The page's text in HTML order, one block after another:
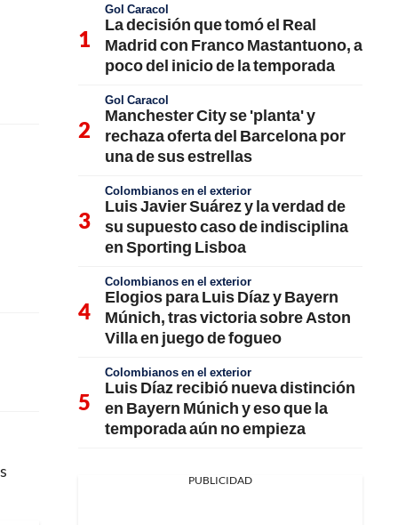
Gol Caracol
La decisión que tomó el Real
Madrid con Franco Mastantuono, a
poco del inicio de la temporada
Gol Caracol
Manchester City se 'planta' y
rechaza oferta del Barcelona por
una de sus estrellas
Colombianos en el exterior
Luis Javier Suárez y la verdad de
su supuesto caso de indisciplina
en Sporting Lisboa
Colombianos en el exterior
Elogios para Luis Díaz y Bayern
Múnich, tras victoria sobre Aston
Villa en juego de fogueo
Colombianos en el exterior
Luis Díaz recibió nueva distinción
en Bayern Múnich y eso que la
temporada aún no empieza
PUBLICIDAD